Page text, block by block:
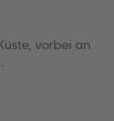
vorbei an